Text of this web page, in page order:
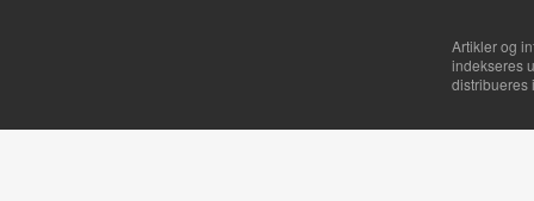
Artikler og
indekseres
distribueres